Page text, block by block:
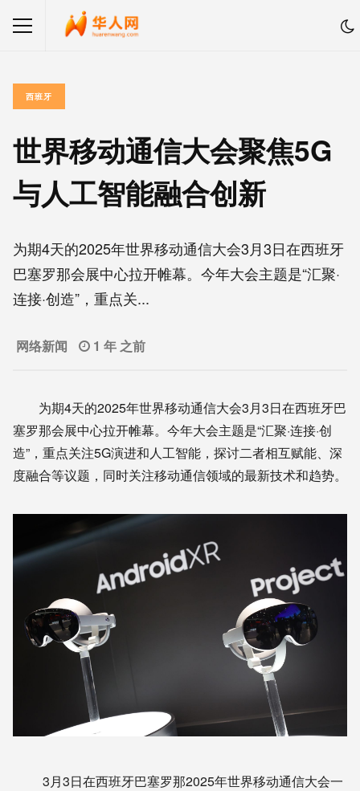
西班牙
世界移动通信大会聚焦5G
与人工智能融合创新
为期4天的2025年世界移动通信大会3月3日在西班牙
巴塞罗那会展中心拉开帷幕。今年大会主题是“汇聚·
连接·创造”，重点关...
网络新闻 1 年 之前
为期4天的2025年世界移动通信大会3月3日在西班牙巴
塞罗那会展中心拉开帷幕。今年大会主题是“汇聚·连接·创
造”，重点关注5G演进和人工智能，探讨二者相互赋能、深
度融合等议题，同时关注移动通信领域的最新技术和趋势。
3月3日在西班牙巴塞罗那2025年世界移动通信大会一